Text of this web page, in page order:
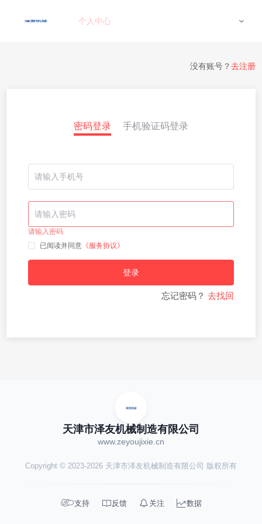
个人中心
密码登录 手机验证码登录
请输入密码
已阅读并同意 《服务协议》
登录
忘记密码？ 去找回
没有账号？ 去注册
天津市泽友机械制造有限公司
www.zeyoujixie.cn
Copyright © 2023-2026 天津市泽友机械制造有限公司 版权所有
支持  反馈  关注 数据